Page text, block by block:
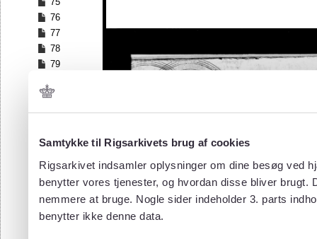
Samtykke til Rigsarkivets brug af cookies
Rigsarkivet indsamler oplysninger om dine besøg ved
benytter vores tjenester, og hvordan disse bliver
nemmere at bruge. Nogle sider indeholder 3. parts
benytter ikke denne data.
76
77
78
79
81
82
84
86
87
88
89